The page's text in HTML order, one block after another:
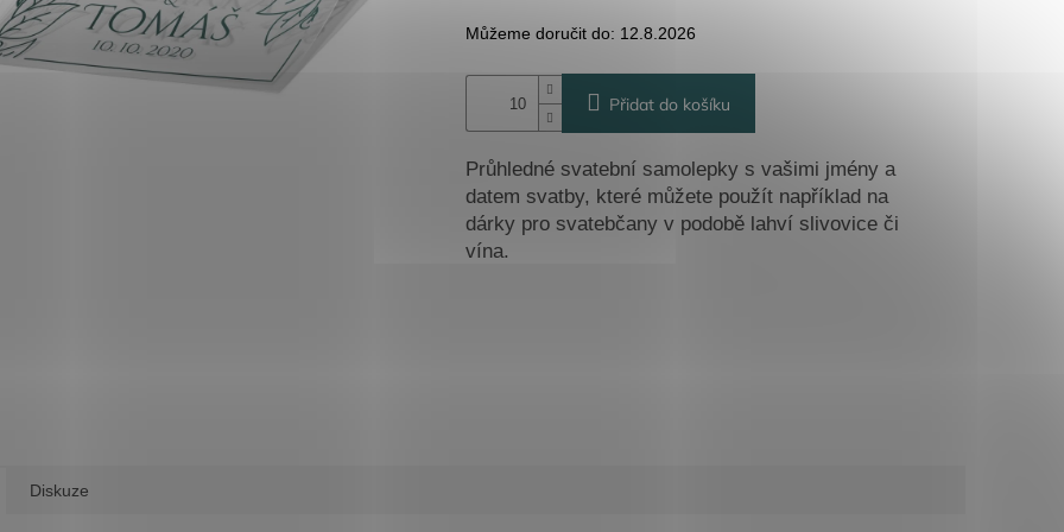
Můžeme doručit do: 12.8.2026
Přidat do košíku
Průhledné svatební samolepky s vašimi jmény a
datem svatby, které můžete použít například na
dárky pro svatebčany v podobě lahví slivovice či
vína.
Diskuze